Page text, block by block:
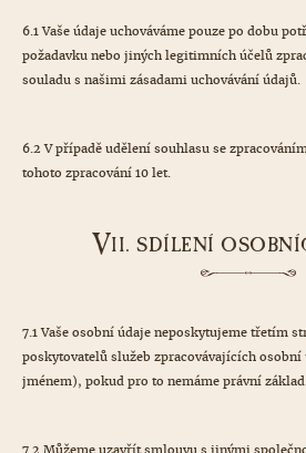
6.1 Vaše údaje uchováváme pouze po dobu
požadavku nebo jiných legitimních účelů
souladu s našimi zásadami uchovávání údajů.
6.2 V případě udělení souhlasu se
tohoto zpracování 10 let.
VII. SDÍLENÍ
7.1 Vaše osobní údaje neposkytujeme třetím
poskytovatelů služeb zpracovávajících osobní
jménem), pokud pro to nemáme právní
7.2 Můžeme uzavřít smlouvu s jinými